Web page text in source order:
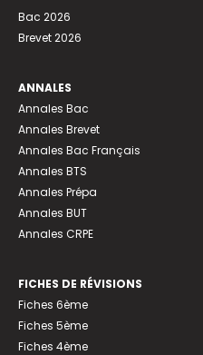
Bac 2026
Brevet 2026
ANNALES
Annales Bac
Annales Brevet
Annales Bac Français
Annales BTS
Annales Prépa
Annales BUT
Annales CRPE
FICHES DE RÉVISIONS
Fiches 6ème
Fiches 5ème
Fiches 4ème